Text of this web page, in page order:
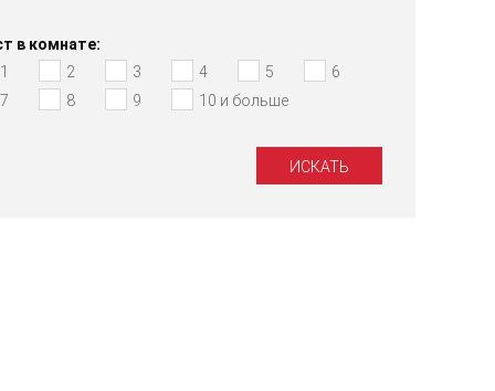
в комнате:
1
2 3 4 5
6
7
8 9 10 и больше